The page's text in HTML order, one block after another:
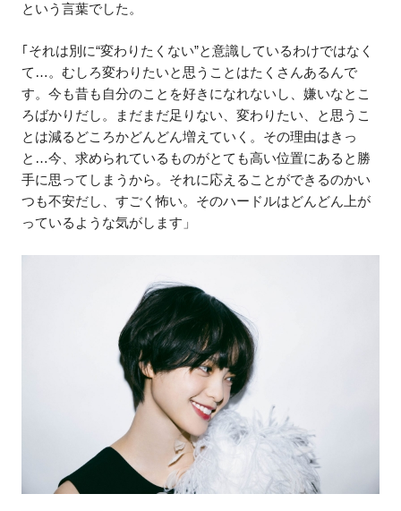
という言葉でした。
｢それは別に“変わりたくない”と意識しているわけではなく
て…。むしろ変わりたいと思うことはたくさんあるんで
す。今も昔も自分のことを好きになれないし、嫌いなとこ
ろばかりだし。まだまだ足りない、変わりたい、と思うこ
とは減るどころかどんどん増えていく。その理由はきっ
と…今、求められているものがとても高い位置にあると勝
手に思ってしまうから。それに応えることができるのかい
つも不安だし、すごく怖い。そのハードルはどんどん上が
っているような気がします」